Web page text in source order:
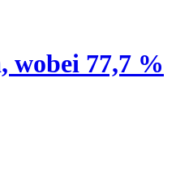
wobei 77,7 %